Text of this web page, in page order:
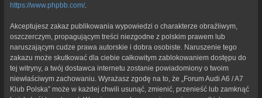
https://www.phpbb.com/.
Akceptujesz zakaz publikowania wypowiedzi o charakterze obraźliwym,
oszczerczym, propagującym treści niezgodne z polskim prawem lub
naruszającym cudze prawa autorskie i dobra osobiste. Naruszenie tego
zakazu może skutkować dla ciebie całkowitym zablokowaniem dostępu do
tej witryny, a twój dostawca internetu zostanie powiadomiony o twoim
niewłaściwym zachowaniu. Wyrażasz zgodę na to, że „Forum Audi A6 / A7
Klub Polska” może w każdej chwili usunąć, zmienić, przenieść lub zamknąć